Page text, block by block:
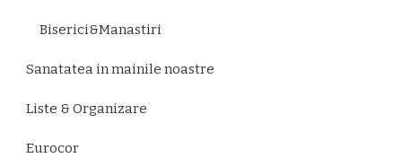
Biserici&Manastiri
Sanatatea in mainile noastre
Liste & Organizare
Eurocor